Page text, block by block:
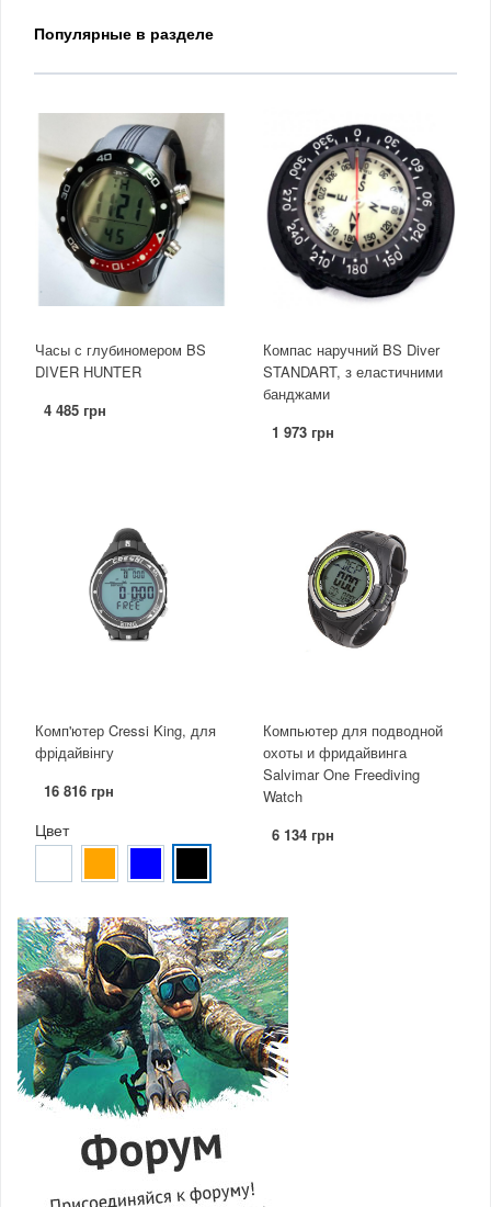
Популярные в разделе
Часы с глубиномером BS
DIVER HUNTER
4 485 грн
Компас наручний BS Diver
STANDART, з еластичними
банджами
1 973 грн
Комп'ютер Cressi King, для
фрідайвінгу
16 816 грн
Цвет
Компьютер для подводной
охоты и фридайвинга
Salvimar One Freediving
Watch
6 134 грн